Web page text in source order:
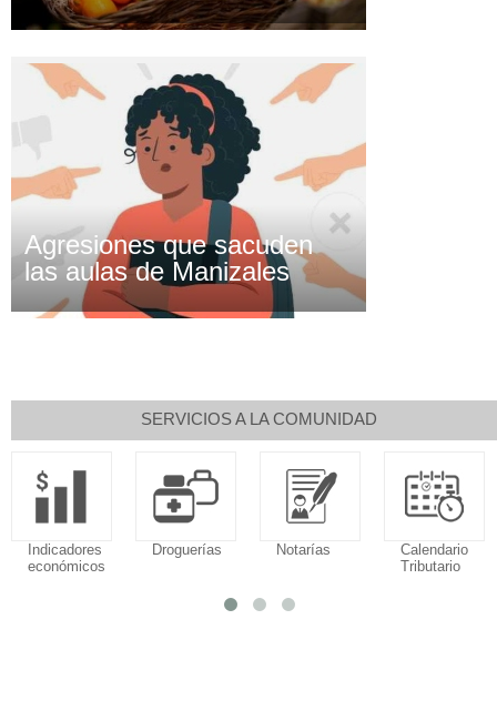
Agresiones que sacuden
las aulas de Manizales
SERVICIOS A LA COMUNIDAD
Indicadores
económicos
Droguerías Notarías
Calendario
Tributario